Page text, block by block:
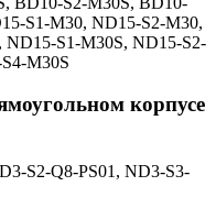
S1-M30, ND15-S2-M30,
S1-M30S, ND15-S2-
M30S
корпусе
S2-Q8-PS01, ND3-S3-